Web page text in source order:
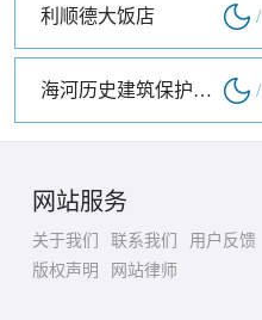
利顺德大饭店 /
海河历史建筑保护展览馆 /
网站服务
关于我们 联系我们
用户反馈
版权声明
网站律师